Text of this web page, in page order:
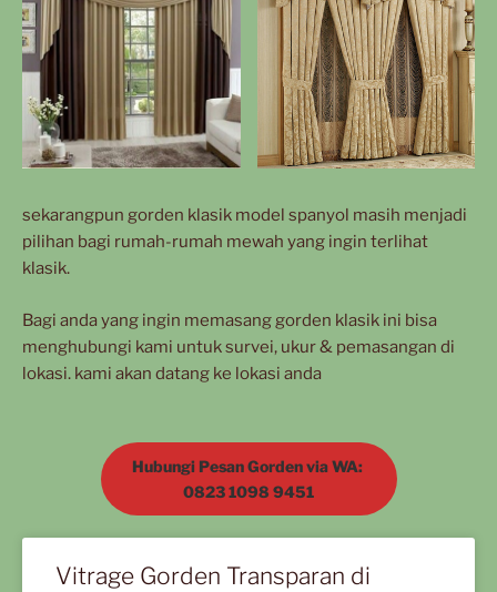
sekarangpun gorden klasik model spanyol masih menjadi
pilihan bagi rumah-rumah mewah yang ingin terlihat
klasik.
Bagi anda yang ingin memasang gorden klasik ini bisa
menghubungi kami untuk survei, ukur & pemasangan di
lokasi. kami akan datang ke lokasi anda
Hubungi Pesan Gorden via WA:
0823 1098 9451
Vitrage Gorden Transparan di